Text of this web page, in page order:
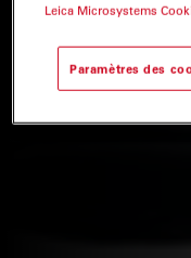
Leica Microsystems
Paramètres des